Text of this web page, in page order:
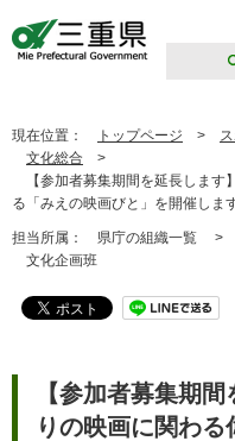
現在位置： トップページ >
文化総合 >
【参加者募集期間を延長します
る「みえの映画びと」を開催しま
担当所属： 県庁の組織一覧 >
文化企画班
【参加者募集期
りの映画に関わ